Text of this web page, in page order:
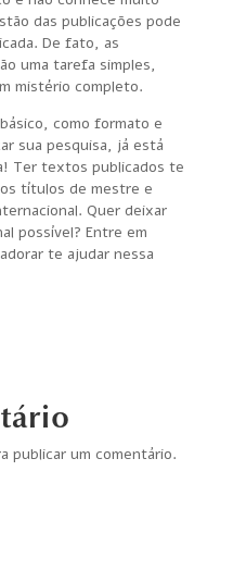
das publicações pode
De fato, as
uma tarefa simples,
mistério completo.
como formato e
sua pesquisa, já está
Ter textos publicados te
títulos de mestre e
Quer deixar
possível? Entre em
te ajudar nessa
publicar um comentário.